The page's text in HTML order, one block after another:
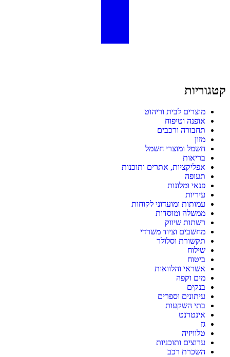
קטגוריות
מוצרים לבית וריהוט
אופנה וטיפוח
תחבורה ורכבים
מזון
חשמל ומוצרי חשמל
בריאות
אפליקציות, אתרים ותוכנות
תעופה
פנאי ומלונות
עיריות
עמותות ומועדוני לקוחות
ממשלה ומוסדות
רשתות שיווק
מחשבים וציוד משרדי
תקשורת וסלולר
שילוח
ביטוח
אשראי והלוואות
מים וקפה
בנקים
עיתונים וספרים
בתי השקעות
אינטרנט
גז
טלוויזיה
ערוצים ותוכניות
השכרת רכב